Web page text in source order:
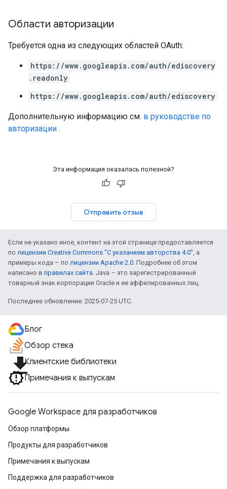
Области авторизации
Требуется одна из следующих областей OAuth:
https://www.googleapis.com/auth/ediscovery
.readonly
https://www.googleapis.com/auth/ediscovery
Дополнительную информацию см. в руководстве по
авторизации .
Эта информация оказалась полезной?
Отправить отзыв
Если не указано иное, контент на этой странице предоставляется
по лицензии Creative Commons "С указанием авторства 4.0", а
примеры кода – по лицензии Apache 2.0. Подробнее об этом
написано в правилах сайта. Java – это зарегистрированный
товарный знак корпорации Oracle и ее аффилированных лиц.
Последнее обновление: 2025-07-25 UTC.
Блог
Обзор стека
file_downloadКлиентские библиотеки
Примечания к выпускам
Google Workspace для разработчиков
Обзор платформы
Продукты для разработчиков
Примечания к выпускам
Поддержка для разработчиков